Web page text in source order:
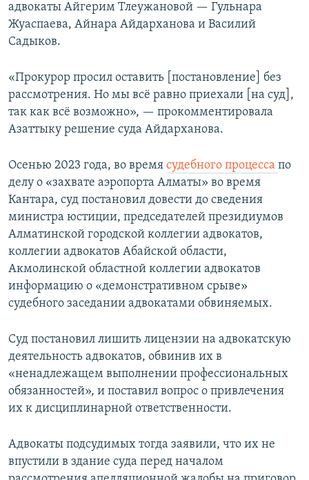
адвокаты Айгерим Тлеужановой — Гульнара
Жуаспаева, Айнара Айдарханова и Василий
Садыков.
«Прокурор просил оставить [постановление] без
рассмотрения. Но мы всё равно приехали [на суд],
так как всё возможно», — прокомментировала
Азаттыку решение суда Айдарханова.
Осенью 2023 года, во время судебного процесса по
делу о «захвате аэропорта Алматы» во время
Кантара, суд постановил довести до сведения
министра юстиции, председателей президиумов
Алматинской городской коллегии адвокатов,
коллегии адвокатов Абайской области,
Акмолинской областной коллегии адвокатов
информацию о «демонстративном срыве»
судебного заседании адвокатами обвиняемых.
Суд постановил лишить лицензии на адвокатскую
деятельность адвокатов, обвинив их в
«ненадлежащем выполнении профессиональных
обязанностей», и поставил вопрос о привлечения
их к дисциплинарной ответственности.
Адвокаты подсудимых тогда заявили, что их не
впустили в здание суда перед началом